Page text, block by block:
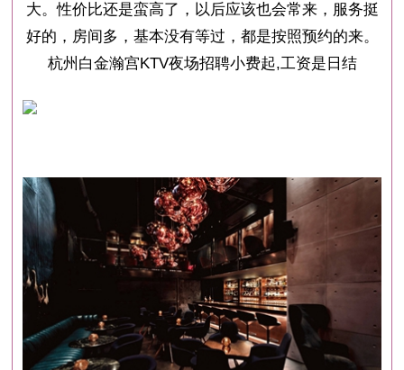
大。性价比还是蛮高了，以后应该也会常来，服务挺
好的，房间多，基本没有等过，都是按照预约的来。
杭州白金瀚宫KTV夜场招聘小费起,工资是日结